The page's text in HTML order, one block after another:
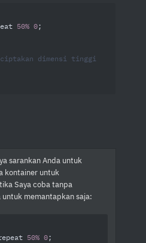
50% 0;
dimensi tinggi
sarankan Anda untuk
kontainer untuk
Saya coba tanpa
memantapkan saja:
50% 0;